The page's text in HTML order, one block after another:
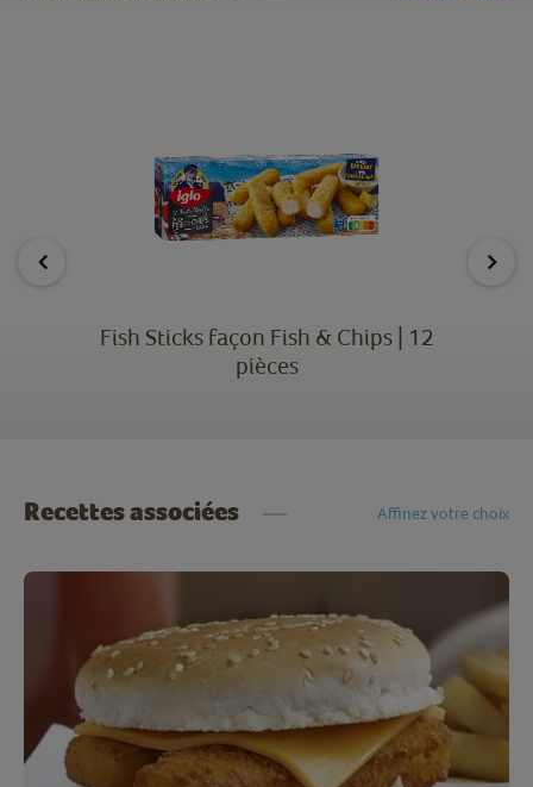
Fish Sticks façon Fish & Chips | 12
pièces
Recettes associées Affinez votre choix